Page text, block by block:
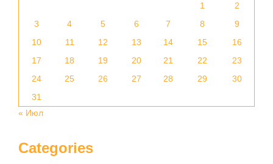
1
2
3
4 5 6 7 8
9
10
11 12 13 14 15
16
17
18 19 20 21 22
23
24
25 26 27 28 29
30
31
« Июл
Categories